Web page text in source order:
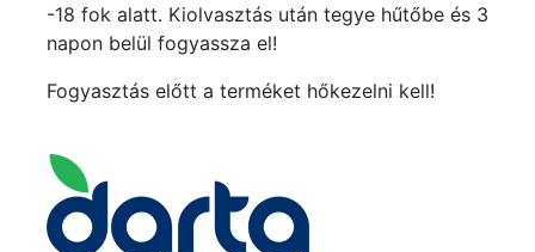
-18 fok alatt. Kiolvasztás után tegye hűtőbe és 3
napon belül fogyassza el!
Fogyasztás előtt a terméket hőkezelni kell!